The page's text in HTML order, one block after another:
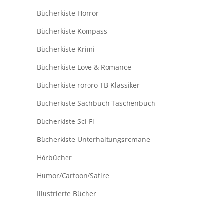
Bücherkiste Horror
Bücherkiste Kompass
Bücherkiste Krimi
Bücherkiste Love & Romance
Bücherkiste rororo TB-Klassiker
Bücherkiste Sachbuch Taschenbuch
Bücherkiste Sci-Fi
Bücherkiste Unterhaltungsromane
Hörbücher
Humor/Cartoon/Satire
Illustrierte Bücher